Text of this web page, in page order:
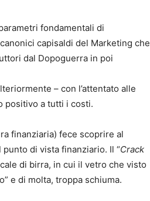
fondamentali di
capisaldi del Marketing che
dal Dopoguerra in poi
– con l’attentato alle
positivo a tutti i costi.
finanziaria) fece scoprire al
di vista finanziario. Il “Crack
di birra, in cui il vetro che visto
e di molta, troppa schiuma.